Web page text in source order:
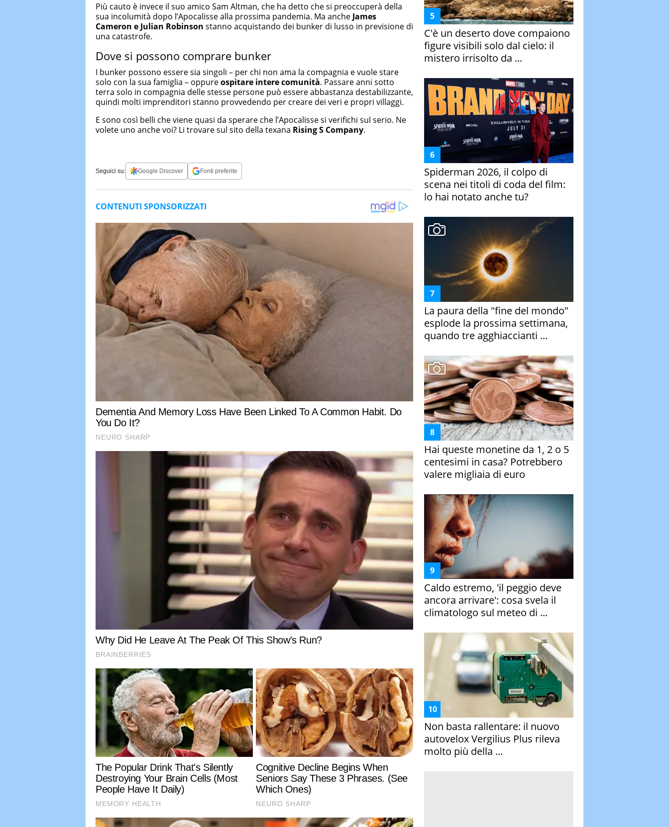
Più cauto è invece il suo amico Sam Altman, che ha detto che si preoccuperà della
sua incolumità dopo l’Apocalisse alla prossima pandemia. Ma anche James
Cameron e Julian Robinson stanno acquistando dei bunker di lusso in previsione di
una catastrofe.
Dove si possono comprare bunker
I bunker possono essere sia singoli – per chi non ama la compagnia e vuole stare
solo con la sua famiglia – oppureospitare intere comunità. Passare anni sotto
terra solo in compagnia delle stesse persone può essere abbastanza destabilizzante,
quindi molti imprenditori stanno provvedendo per creare dei veri e propri villaggi.
E sono così belli che viene quasi da sperare che l’Apocalisse si verifichi sul serio. Ne
volete uno anche voi? Li trovare sul sito della texana Rising S Company.
Seguici su: Google Discover Fonti preferite
C'è un deserto dove compaiono
figure visibili solo dal cielo: il
mistero irrisolto da ...
Spiderman 2026, il colpo di
scena nei titoli di coda del film:
lo hai notato anche tu?
La paura della "fine del mondo"
esplode la prossima settimana,
quando tre agghiaccianti ...
Hai queste monetine da 1, 2 o 5
centesimi in casa? Potrebbero
valere migliaia di euro
Caldo estremo, 'il peggio deve
ancora arrivare': cosa svela il
climatologo sul meteo di ...
Non basta rallentare: il nuovo
autovelox Vergilius Plus rileva
molto più della ...